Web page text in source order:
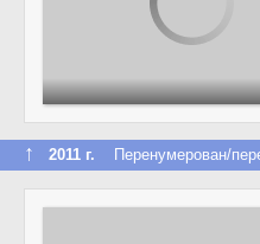
↑ 2011 г. Перенумерован/